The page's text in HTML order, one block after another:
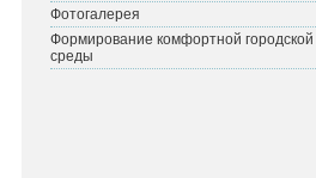
Фотогалерея
Формирование комфортной городской
среды